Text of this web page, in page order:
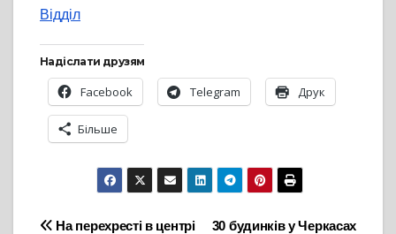
Відділ
Надіслати друзям
Facebook Telegram Друк
Більше
30 будинків у Черкасах
На перехресті в центрі